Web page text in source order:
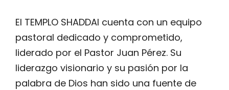
El TEMPLO SHADDAI cuenta con un equipo
pastoral dedicado y comprometido,
liderado por el Pastor Juan Pérez. Su
liderazgo visionario y su pasión por la
palabra de Dios han sido una fuente de